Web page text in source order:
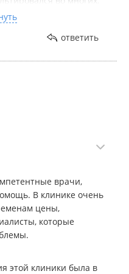
коронки и удаление
таких очень
ответить
врачи,
В клинике очень
цены,
которые
этой клиники была в